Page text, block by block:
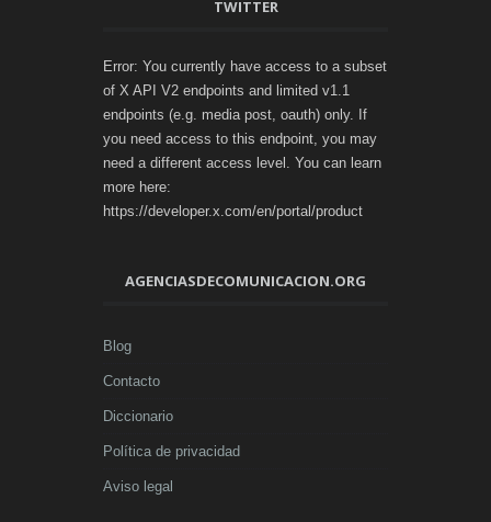
TWITTER
Error: You currently have access to a subset
of X API V2 endpoints and limited v1.1
endpoints (e.g. media post, oauth) only. If
you need access to this endpoint, you may
need a different access level. You can learn
more here:
https://developer.x.com/en/portal/product
AGENCIASDECOMUNICACION.ORG
Blog
Contacto
Diccionario
Política de privacidad
Aviso legal